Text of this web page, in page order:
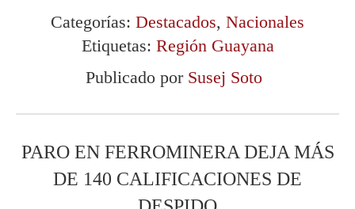
Categorías: Destacados, Nacionales
Etiquetas: Región Guayana
Publicado por Susej Soto
PARO EN FERROMINERA DEJA MÁS
DE 140 CALIFICACIONES DE